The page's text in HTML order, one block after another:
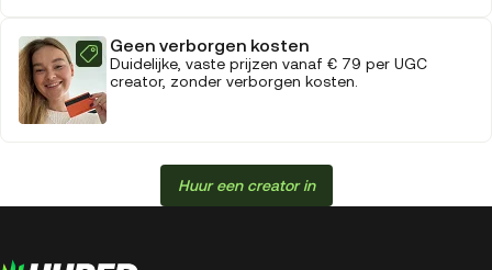
Geen verborgen kosten
Duidelijke, vaste prijzen vanaf € 79 per UGC
creator, zonder verborgen kosten.
Huur een creator in